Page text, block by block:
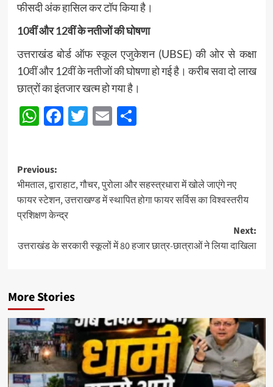
फीसदी अंक हासिल कर टॉप किया है।
10वीं और 12वीं के नतीजों की घोषणा
उत्तराखंड बोर्ड ऑफ स्कूल एजुकेशन (UBSE) की ओर से कक्षा
10वीं और 12वीं के नतीजों की घोषणा हो गई है। करीब सवा दो लाख
छात्रों का इंतजार खत्म हो गया है।
WhatsApp
Facebook
Twitter
EmailShare
Post
navigation
Previous:
भीमताल, द्वाराहाट, गौचर, पुरोला और सहस्त्रधारा में खोले जाएंगे नए
फायर स्टेशन, उत्तराखण्ड में स्थापित होगा फायर सर्विस का विश्वस्तरीय
प्रशिक्षण केन्द्र
Next:
उत्तराखंड के सरकारी स्कूलों में 80 हजार छात्र-छात्राओं ने लिया दाखिला
More Stories